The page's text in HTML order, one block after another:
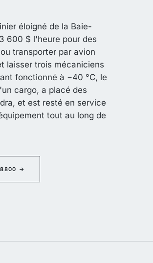
éloigné de la Baie-
600 $ l'heure pour des
transporter par avion
laisser trois mécaniciens
fonctionné à −40 °C, le
cargo, a placé des
et est resté en service
tout au long de
→